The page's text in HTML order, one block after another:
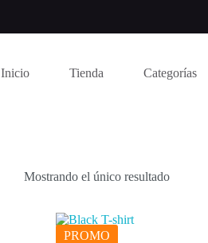
Inicio Tienda Categorías
Mostrando el único resultado
PROMO